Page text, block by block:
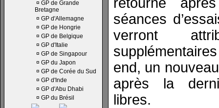
¤ GP de Grande
Bretagne
¤ GP d'Allemagne
¤ GP de Hongrie
¤ GP de Belgique
¤ GP d'Italie
¤ GP de Singapour
¤ GP du Japon
¤ GP de Corée du Sud
¤ GP d'Inde
¤ GP d'Abu Dhabi
¤ GP du Brésil
séances
verront
end, un
après la
libres.